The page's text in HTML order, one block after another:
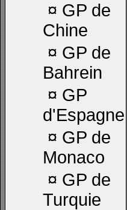
¤ GP de
Chine
¤ GP de
Bahrein
¤ GP
d'Espagne
¤ GP de
Monaco
¤ GP de
Turquie